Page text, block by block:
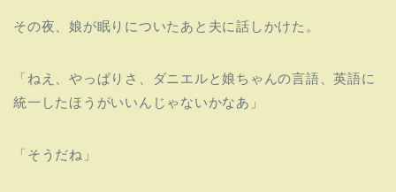
その夜、娘が眠りについたあと夫に話しかけた。
「ねえ、やっぱりさ、ダニエルと娘ちゃんの言語、英語に
統一したほうがいいんじゃないかなあ」
「そうだね」